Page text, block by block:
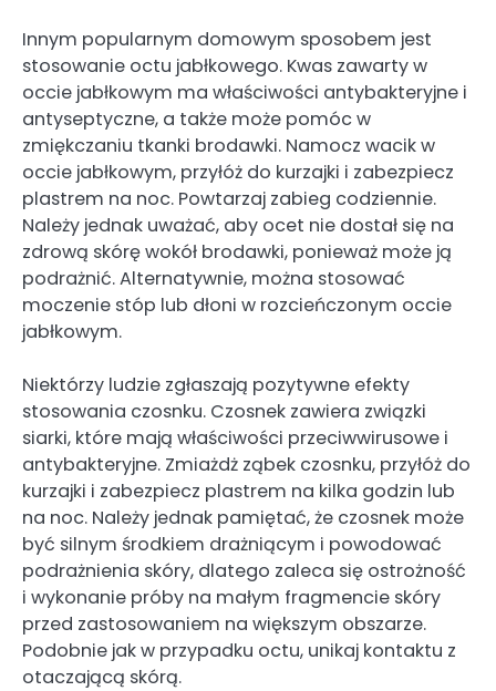
Innym popularnym domowym sposobem jest
stosowanie octu jabłkowego. Kwas zawarty w
occie jabłkowym ma właściwości antybakteryjne i
antyseptyczne, a także może pomóc w
zmiękczaniu tkanki brodawki. Namocz wacik w
occie jabłkowym, przyłóż do kurzajki i zabezpiecz
plastrem na noc. Powtarzaj zabieg codziennie.
Należy jednak uważać, aby ocet nie dostał się na
zdrową skórę wokół brodawki, ponieważ może ją
podrażnić. Alternatywnie, można stosować
moczenie stóp lub dłoni w rozcieńczonym occie
jabłkowym.
Niektórzy ludzie zgłaszają pozytywne efekty
stosowania czosnku. Czosnek zawiera związki
siarki, które mają właściwości przeciwwirusowe i
antybakteryjne. Zmiażdż ząbek czosnku, przyłóż do
kurzajki i zabezpiecz plastrem na kilka godzin lub
na noc. Należy jednak pamiętać, że czosnek może
być silnym środkiem drażniącym i powodować
podrażnienia skóry, dlatego zaleca się ostrożność
i wykonanie próby na małym fragmencie skóry
przed zastosowaniem na większym obszarze.
Podobnie jak w przypadku octu, unikaj kontaktu z
otaczającą skórą.